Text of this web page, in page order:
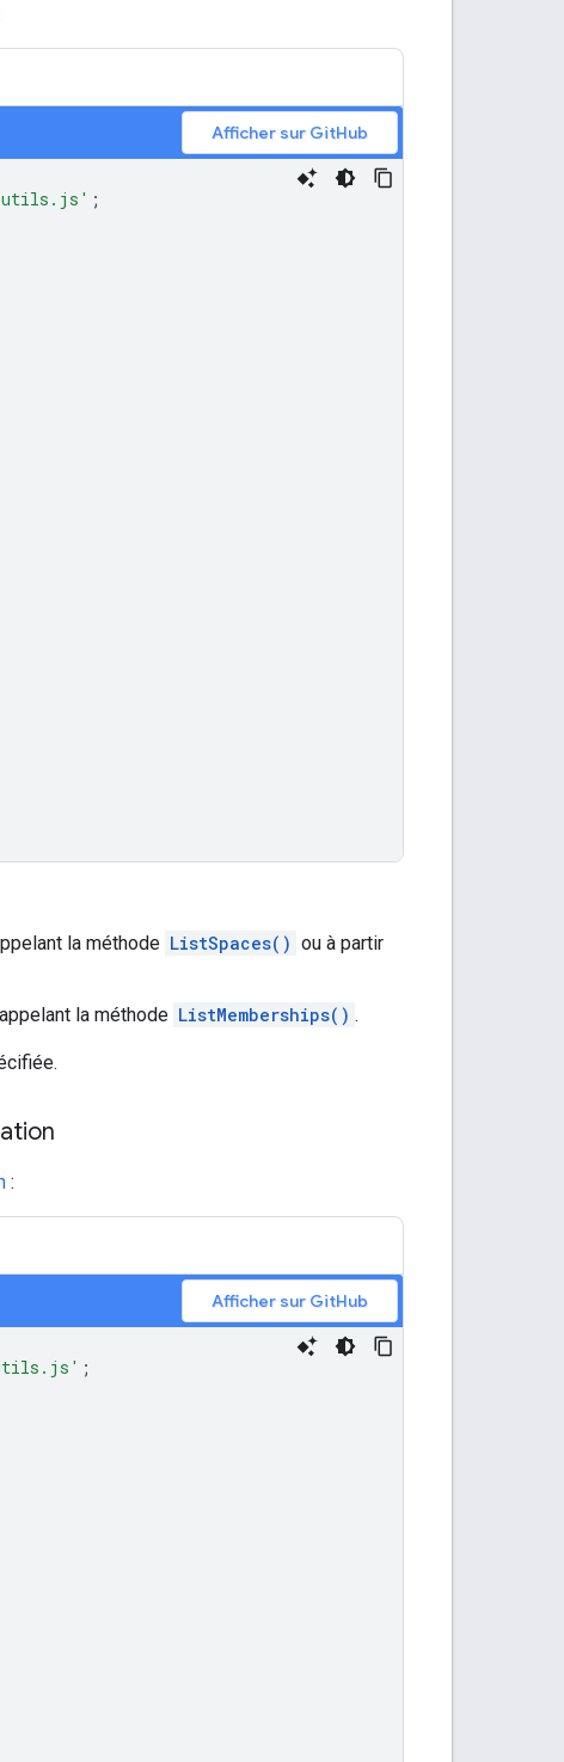
Afficher sur GitHub
utils.js' ;
la méthode ListSpaces() ou à partir
la méthode ListMemberships() .
:
Afficher sur GitHub
;